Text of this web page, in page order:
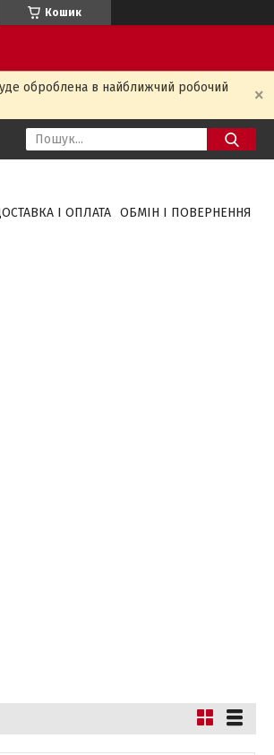
Кошик
оброблена в найближчий робочий
І ОПЛАТА ОБМІН І ПОВЕРНЕННЯ